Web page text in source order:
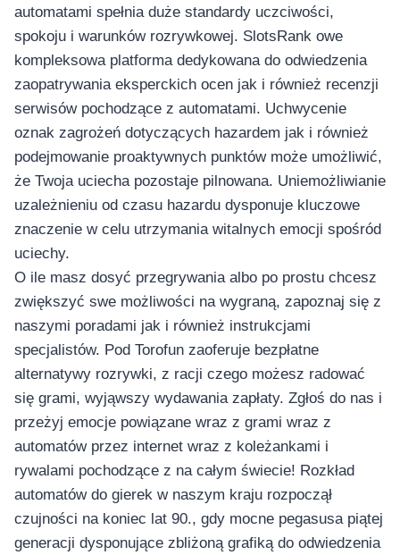
automatami spełnia duże standardy uczciwości,
spokoju i warunków rozrywkowej. SlotsRank owe
kompleksowa platforma dedykowana do odwiedzenia
zaopatrywania eksperckich ocen jak i również recenzji
serwisów pochodzące z automatami. Uchwycenie
oznak zagrożeń dotyczących hazardem jak i również
podejmowanie proaktywnych punktów może umożliwić,
że Twoja uciecha pozostaje pilnowana. Uniemożliwianie
uzależnieniu od czasu hazardu dysponuje kluczowe
znaczenie w celu utrzymania witalnych emocji spośród
uciechy.
O ile masz dosyć przegrywania albo po prostu chcesz
zwiększyć swe możliwości na wygraną, zapoznaj się z
naszymi poradami jak i również instrukcjami
specjalistów. Pod Torofun zaoferuje bezpłatne
alternatywy rozrywki, z racji czego możesz radować
się grami, wyjąwszy wydawania zapłaty. Zgłoś do nas i
przeżyj emocje powiązane wraz z grami wraz z
automatów przez internet wraz z koleżankami i
rywalami pochodzące z na całym świecie! Rozkład
automatów do gierek w naszym kraju rozpoczął
czujności na koniec lat 90., gdy mocne pegasusa piątej
generacji dysponujące zbliżoną grafiką do odwiedzenia